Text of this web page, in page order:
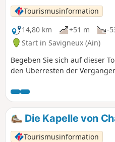
Tourismusinformation
14,80 km
+51 m -
Start in Savigneux (Ain)
Begeben Sie sich auf dieser
den Überresten der
Die Kapelle von
Tourismusinformation